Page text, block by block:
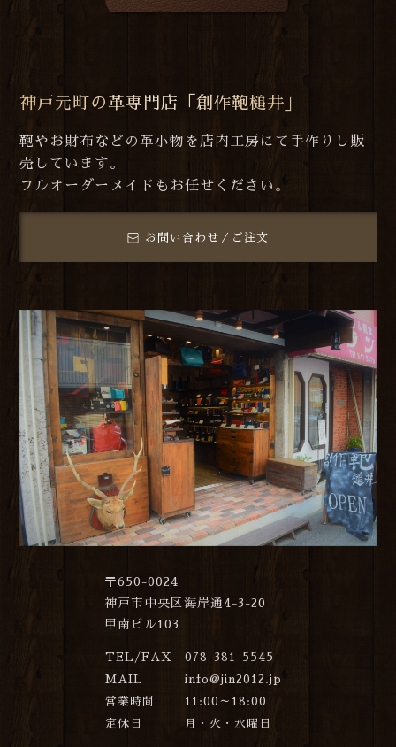
神戸元町の革専門店「創作鞄槌井」
鞄やお財布などの革小物を店内工房にて手作りし販
売しています。
フルオーダーメイドもお任せください。
お問い合わせ／ご注文
〒650-0024
神戸市中央区海岸通4-3-20
甲南ビル103
TEL/FAX
078-381-5545
MAIL
info@jin2012.jp
営業時間
11:00～18:00
定休日
月・火・水曜日